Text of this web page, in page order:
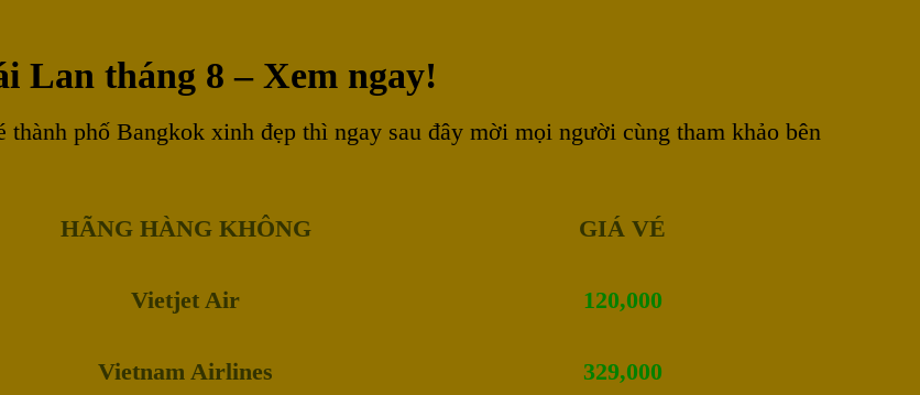
Lan tháng 8 – Xem ngay!
phố Bangkok xinh đẹp thì ngay sau đây mời mọi người cùng tham khảo bên
HÃNG HÀNG KHÔNG GIÁ VÉ
Vietjet Air 120,000
Vietnam Airlines 329,000